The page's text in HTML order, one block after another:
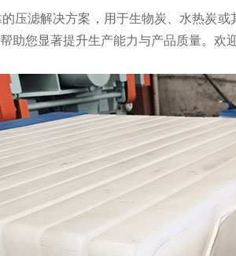
滤解决方案，用于生物炭、水热炭或
助您显著提升生产能力与产品质量。欢